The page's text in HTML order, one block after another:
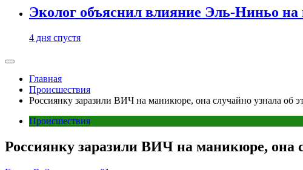
Эколог объяснил влияние Эль-Ниньо
4 дня спустя
Главная
Происшествия
Россиянку заразили ВИЧ на маникюре, она случайно узнала об
Происшествия
Россиянку заразили ВИЧ на маникюре, она